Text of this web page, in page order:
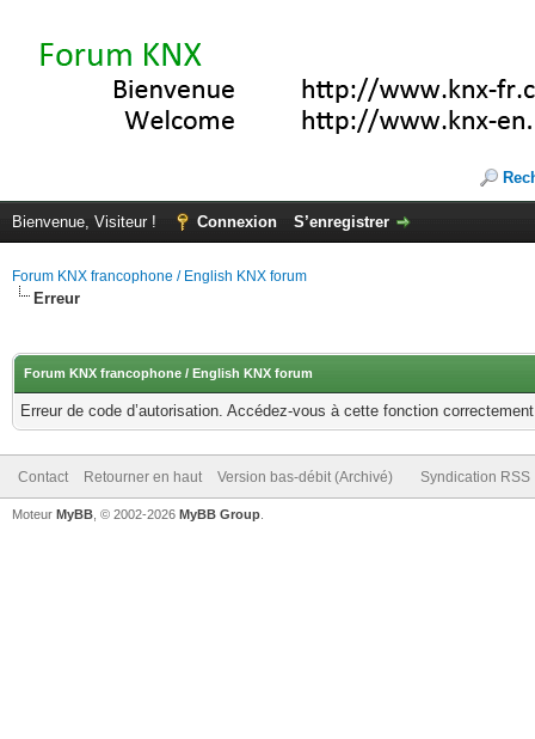
Bienvenue, Visiteur ! Connexion S’enregistrer
Forum KNX francophone / English KNX forum
Erreur
Forum KNX francophone / English KNX forum
Erreur de code d’autorisation. Accédez-vous à cette fonction
Contact Retourner en haut Version bas-débit (Archivé) Syndication RSS
Moteur MyBB , © 2002-2026 MyBB Group